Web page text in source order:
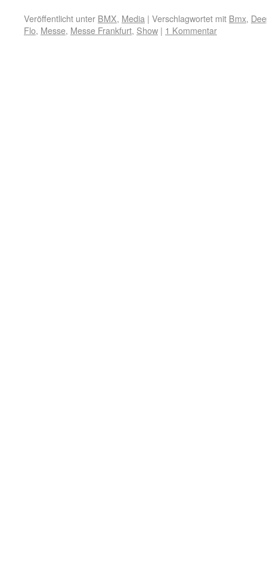
Veröffentlicht unter BMX, Media | Verschlagwortet mit Bmx,
Flo, Messe, Messe Frankfurt, Show | 1 Kommentar